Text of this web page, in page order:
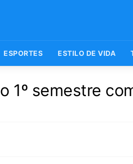
ESPORTES ESTILO DE VIDA
1º semestre